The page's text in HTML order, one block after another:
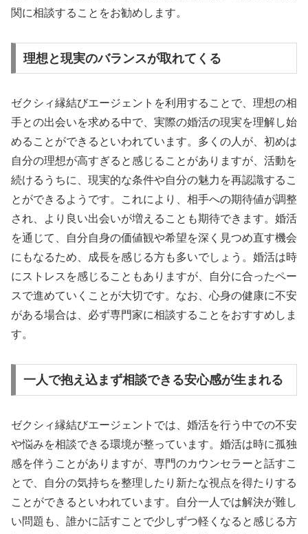
関に相談することをお勧めします。
理想と現実のバランスが取れてくる
ゼクシィ縁結びエージェントを利用することで、理想の相
手との出会いを求める中で、実際の婚活の現実を理解し始
めることができるといわれています。多くの人が、初めは
自分の理想が高すぎると感じることがありますが、活動を
続けるうちに、現実的な条件や自分の魅力を再認識するこ
とができるようです。これにより、相手への期待値が調整
され、より良い出会いが増えることも期待できます。婚活
を通じて、自分自身の価値観や希望を深く見つめ直す機会
にもなるため、成長を感じる方も多いでしょう。婚活は時
にストレスを感じることもありますが、自分に合ったペー
スで進めていくことが大切です。なお、心身の健康に不安
がある場合は、必ず専門家に相談することをおすすめしま
す。
一人で抱え込まず相談できる安心感が生まれる
ゼクシィ縁結びエージェントでは、婚活を行う中での不安
や悩みを相談できる環境が整っています。婚活は時に孤独
感を伴うことがありますが、専門のカウンセラーと話すこ
とで、自分の気持ちを整理したり新たな視点を得たりする
ことができるといわれています。自分一人では解決が難し
い問題も、誰かに話すことで少しずつ軽くなると感じる方